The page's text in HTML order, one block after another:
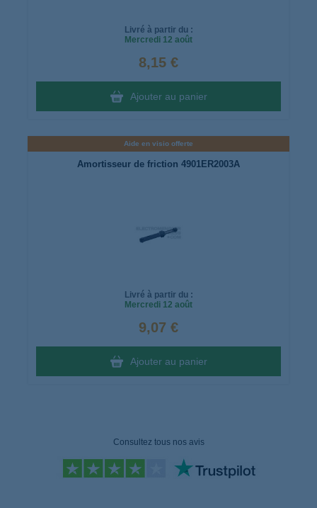
Livré à partir du :
Mercredi 12 août
8,15 €
Ajouter au panier
Aide en visio offerte
Amortisseur de friction 4901ER2003A
Livré à partir du :
Mercredi 12 août
9,07 €
Ajouter au panier
Consultez tous nos avis